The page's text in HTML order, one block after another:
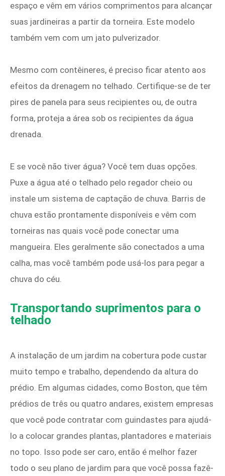
espaço e vêm em vários comprimentos para alcançar
suas jardineiras a partir da torneira. Este modelo
também vem com um jato pulverizador.
Mesmo com contêineres, é preciso ficar atento aos
efeitos da drenagem no telhado. Certifique-se de ter
pires de panela para seus recipientes ou, de outra
forma, proteja a área sob os recipientes da água
drenada.
E se você não tiver água? Você tem duas opções.
Puxe a água até o telhado pelo regador cheio ou
instale um sistema de captação de chuva. Barris de
chuva estão prontamente disponíveis e vêm com
torneiras nas quais você pode conectar uma
mangueira. Eles geralmente são conectados a uma
calha, mas você também pode usá-los para pegar a
chuva do céu.
Transportando suprimentos para o
telhado
A instalação de um jardim na cobertura pode custar
muito tempo e trabalho, dependendo da altura do
prédio. Em algumas cidades, como Boston, que têm
prédios de três ou quatro andares, existem empresas
que você pode contratar com guindastes para ajudá-
lo a colocar grandes plantas, plantadores e materiais
no topo. Isso pode ser caro, então é melhor fazer
todo o seu plano de jardim para que você possa fazê-